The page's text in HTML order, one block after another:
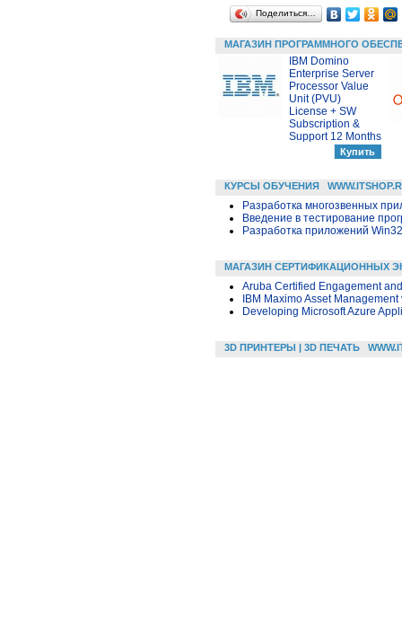
Поделиться…
МАГАЗИН ПРОГРАММНОГО
IBM Domino
Enterprise Server
Processor Value
Unit (PVU)
License + SW
Subscription &
Support 12 Months
КУРСЫ ОБУЧЕНИЯ
Разработка многозвенных
Введение в тестирование
Разработка приложений
МАГАЗИН СЕРТИФИКАЦИОННЫХ
Aruba Certified Engagement
IBM Maximo Asset
Developing Microsoft Azure
3D ПРИНТЕРЫ | 3D ПЕЧАТЬ